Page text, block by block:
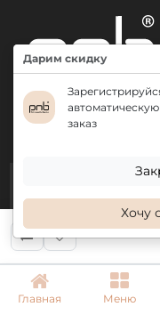
Главная Меню
+ 38 (050) 075
+ 38 (097) 075 35
+ 38 (093) 075
Дарим скидку
заказ
Хочу